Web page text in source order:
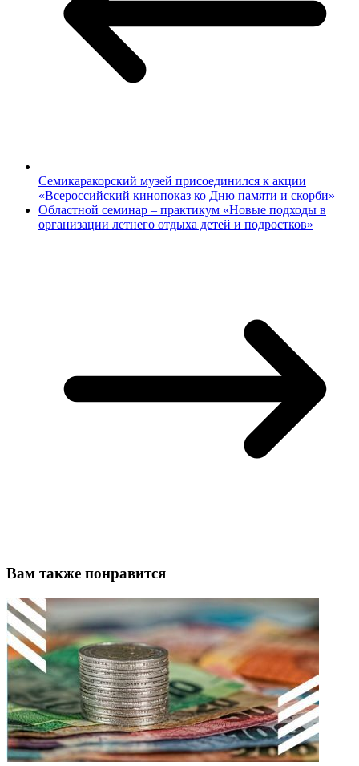
Семикаракорский музей присоединился к акции
«Всероссийский кинопоказ ко Дню памяти и скорби»
Областной семинар – практикум «Новые подходы в
организации летнего отдыха детей и подростков»
Вам также понравится